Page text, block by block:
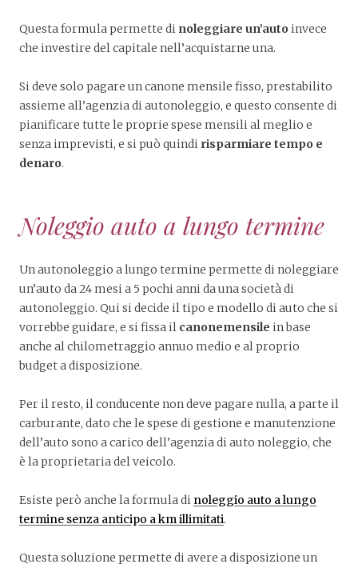
Questa formula permette di noleggiare un’auto invece
che investire del capitale nell’acquistarne una.
Si deve solo pagare un canone mensile fisso, prestabilito
assieme all’agenzia di autonoleggio, e questo consente di
pianificare tutte le proprie spese mensili al meglio e
senza imprevisti, e si può quindi risparmiare tempo e
denaro.
Noleggio auto a lungo termine
Un autonoleggio a lungo termine permette di noleggiare
un’auto da 24 mesi a 5 pochi anni da una società di
autonoleggio. Qui si decide il tipo e modello di auto che si
vorrebbe guidare, e si fissa il canonemensile in base
anche al chilometraggio annuo medio e al proprio
budget a disposizione.
Per il resto, il conducente non deve pagare nulla, a parte il
carburante, dato che le spese di gestione e manutenzione
dell’auto sono a carico dell’agenzia di auto noleggio, che
è la proprietaria del veicolo.
Esiste però anche la formula di noleggio auto a lungo
termine senza anticipo a km illimitati.
Questa soluzione permette di avere a disposizione un